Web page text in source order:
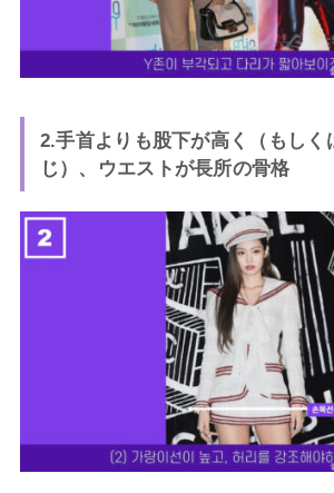
2.手首よりも股下が高く（もしく
じ）、ウエストが長所の骨格